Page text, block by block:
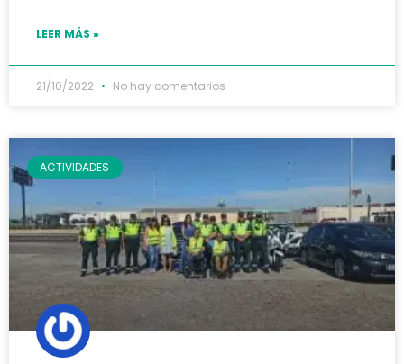
LEER MÁS »
21/10/2022 No hay comentarios
ACTIVIDADES